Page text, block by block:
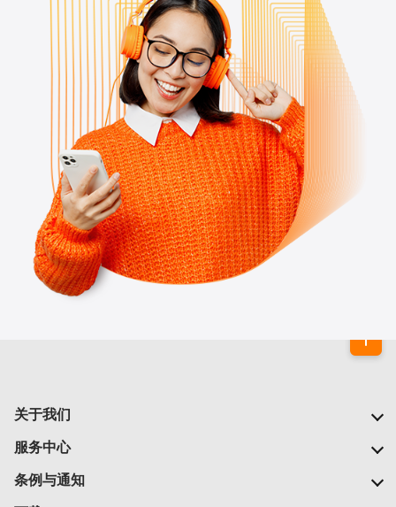
关于我们
我们的公司
新闻中心
服务中心
常见问题
条例与通知